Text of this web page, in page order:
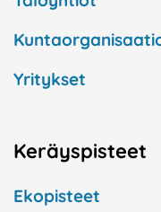
Yritykset
Keräyspisteet
Ekopisteet